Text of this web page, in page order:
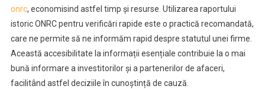
onrc, economisind astfel timp și resurse. Utilizarea raportului
istoric ONRC pentru verificări rapide este o practică recomandată,
care ne permite să ne informăm rapid despre statutul unei firme.
Această accesibilitate la informații esențiale contribuie la o mai
bună informare a investitorilor și a partenerilor de afaceri,
facilitând astfel deciziile în cunoștință de cauză.